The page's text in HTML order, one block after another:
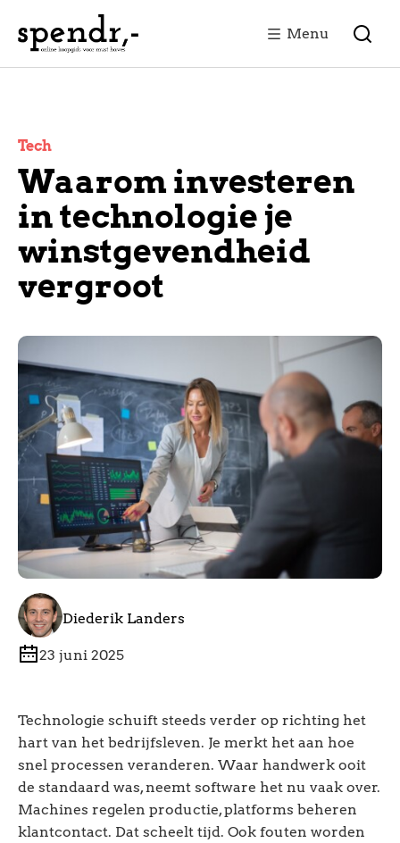
Menu
Tech
Waarom investeren
in technologie je
winstgevendheid
vergroot
Diederik Landers
23 juni 2025
Technologie schuift steeds verder op richting het
hart van het bedrijfsleven. Je merkt het aan hoe
snel processen veranderen. Waar handwerk ooit
de standaard was, neemt software het nu vaak over.
Machines regelen productie, platforms beheren
klantcontact. Dat scheelt tijd. Ook fouten worden